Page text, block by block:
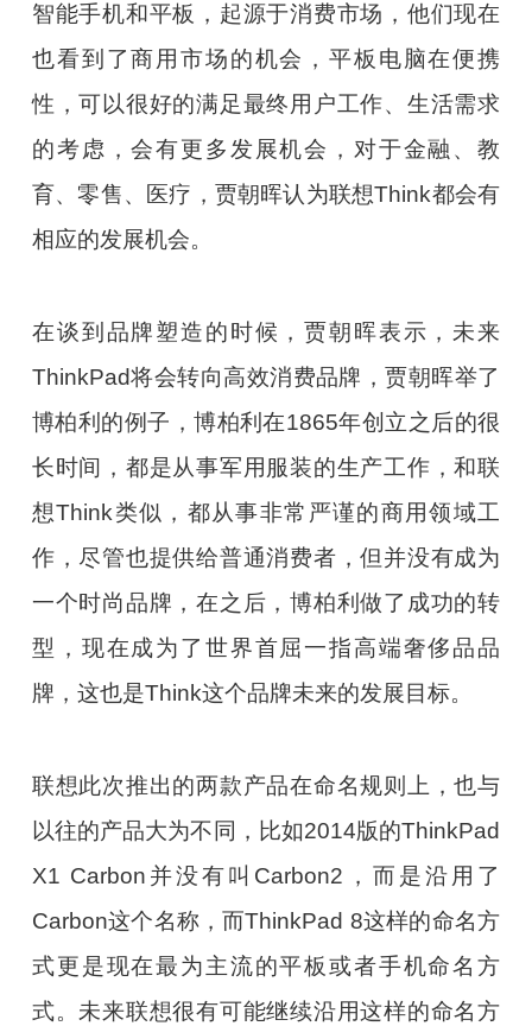
智能手机和平板，起源于消费市场，他们现在
也看到了商用市场的机会，平板电脑在便携
性，可以很好的满足最终用户工作、生活需求
的考虑，会有更多发展机会，对于金融、教
育、零售、医疗，贾朝晖认为联想Think都会有
相应的发展机会。
在谈到品牌塑造的时候，贾朝晖表示，未来
ThinkPad将会转向高效消费品牌，贾朝晖举了
博柏利的例子，博柏利在1865年创立之后的很
长时间，都是从事军用服装的生产工作，和联
想Think类似，都从事非常严谨的商用领域工
作，尽管也提供给普通消费者，但并没有成为
一个时尚品牌，在之后，博柏利做了成功的转
型，现在成为了世界首屈一指高端奢侈品品
牌，这也是Think这个品牌未来的发展目标。
联想此次推出的两款产品在命名规则上，也与
以往的产品大为不同，比如2014版的ThinkPad
X1 Carbon并没有叫Carbon2，而是沿用了
Carbon这个名称，而ThinkPad 8这样的命名方
式更是现在最为主流的平板或者手机命名方
式。未来联想很有可能继续沿用这样的命名方